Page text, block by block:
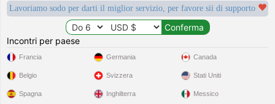
Lavoriamo sodo per darti il miglior servizio, per favore sii di supporto
Incontri per paese
Francia
Belgio
Spagna
Germania
Svizzera
Inghilterra
Canada
Stati Uniti
Messico